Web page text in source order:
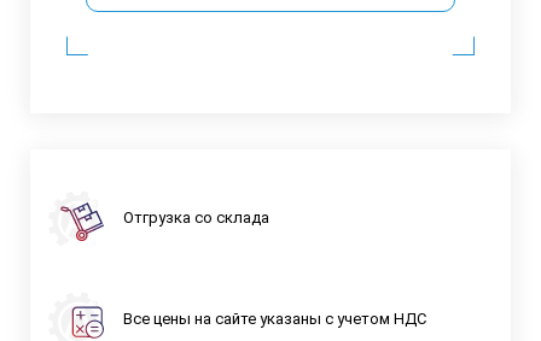
Отгрузка со склада
Все цены на сайте указаны с учетом НДС